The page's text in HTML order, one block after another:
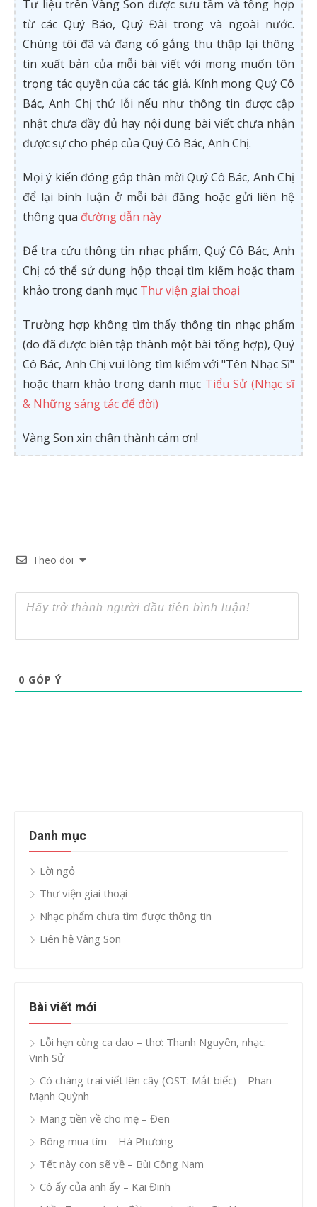
Tư liệu trên Vàng Son được sưu tầm và tổng hợp
từ các Quý Báo, Quý Đài trong và ngoài nước.
Chúng tôi đã và đang cố gắng thu thập lại thông
tin xuất bản của mỗi bài viết với mong muốn tôn
trọng tác quyền của các tác giả. Kính mong Quý Cô
Bác, Anh Chị thứ lỗi nếu như thông tin được cập
nhật chưa đầy đủ hay nội dung bài viết chưa nhận
được sự cho phép của Quý Cô Bác, Anh Chị.
Mọi ý kiến đóng góp thân mời Quý Cô Bác, Anh Chị
để lại bình luận ở mỗi bài đăng hoặc gửi liên hệ
thông qua đường dẫn này
Để tra cứu thông tin nhạc phẩm, Quý Cô Bác, Anh
Chị có thể sử dụng hộp thoại tìm kiếm hoặc tham
khảo trong danh mục Thư viện giai thoại
Trường hợp không tìm thấy thông tin nhạc phẩm
(do đã được biên tập thành một bài tổng hợp), Quý
Cô Bác, Anh Chị vui lòng tìm kiếm với "Tên Nhạc Sĩ"
hoặc tham khảo trong danh mục Tiểu Sử (Nhạc sĩ
& Những sáng tác để đời)
Vàng Son xin chân thành cảm ơn!
Theo dõi
0 GÓP Ý
Danh mục
Lời ngỏ
Thư viện giai thoại
Nhạc phẩm chưa tìm được thông tin
Liên hệ Vàng Son
Bài viết mới
Lỗi hẹn cùng ca dao – thơ: Thanh Nguyên, nhạc:
Vinh Sử
Có chàng trai viết lên cây (OST: Mắt biếc) – Phan
Mạnh Quỳnh
Mang tiền về cho mẹ – Đen
Bông mua tím – Hà Phương
Tết này con sẽ về – Bùi Công Nam
Cô ấy của anh ấy – Kai Đinh